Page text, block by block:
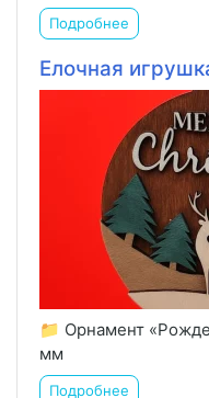
Подробнее
Елочная
📁 Орнамент
мм
Подробнее